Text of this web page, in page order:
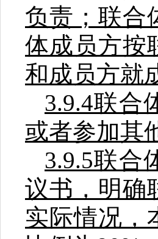
负责；联合
体成员方按
和成员方就
3.9.4联合
或者参加其
3.9.5联合
议书，明确
实际情况，